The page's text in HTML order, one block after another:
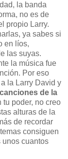
la banda
no es de
propio Larry.
ya sabes si
en líos,
las suyas.
la música fue
Por eso
la Larry David y
de la
tu poder, no creo
alturas de la
de recordar
consiguen
unos cuantos